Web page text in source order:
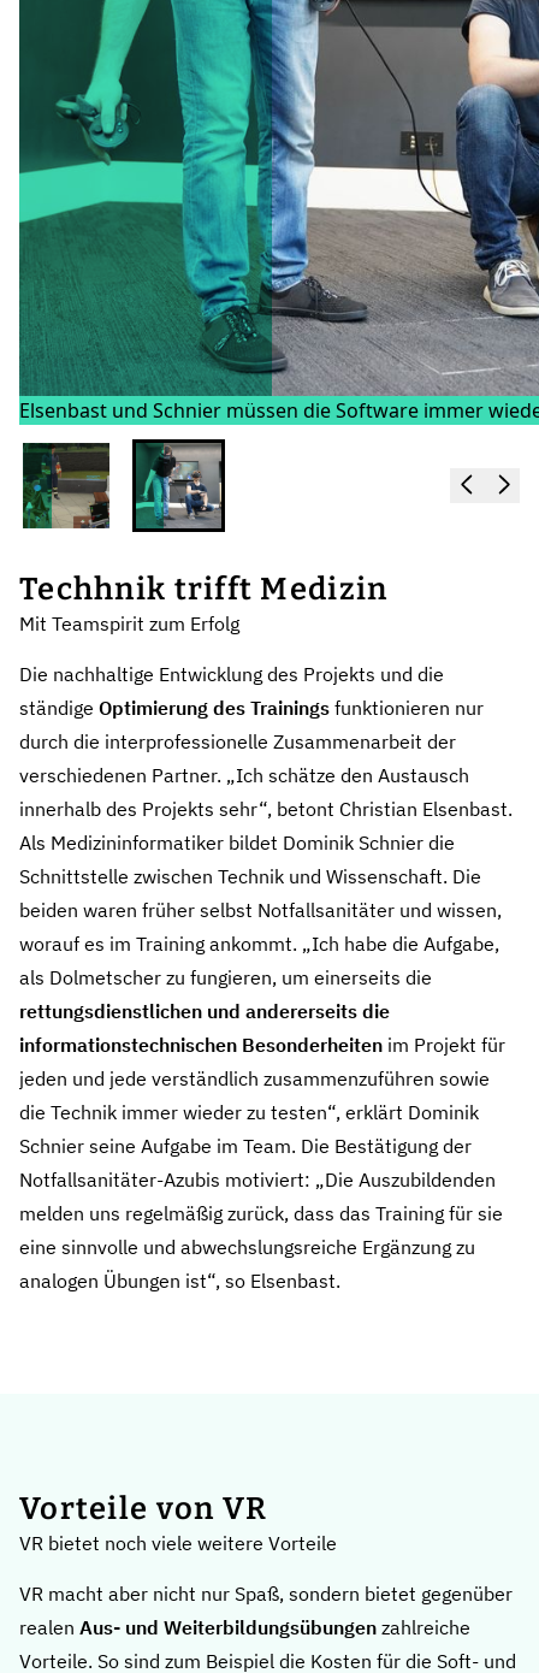
Elsenbast und Schnier müssen die Software immer
Techhnik trifft Medizin
Mit Teamspirit zum Erfolg
Die nachhaltige Entwicklung des Projekts und die
ständige Optimierung des Trainings funktionieren nur
durch die interprofessionelle Zusammenarbeit der
verschiedenen Partner. „Ich schätze den Austausch
innerhalb des Projekts sehr“, betont Christian Elsenbast.
Als Medizininformatiker bildet Dominik Schnier die
Schnittstelle zwischen Technik und Wissenschaft. Die
beiden waren früher selbst Notfallsanitäter und wissen,
worauf es im Training ankommt. „Ich habe die Aufgabe,
als Dolmetscher zu fungieren, um einerseits die
rettungsdienstlichen und andererseits die
informationstechnischen Besonderheiten im Projekt für
jeden und jede verständlich zusammenzuführen sowie
die Technik immer wieder zu testen“, erklärt Dominik
Schnier seine Aufgabe im Team. Die Bestätigung der
Notfallsanitäter-Azubis motiviert: „Die Auszubildenden
melden uns regelmäßig zurück, dass das Training für sie
eine sinnvolle und abwechslungsreiche Ergänzung zu
analogen Übungen ist“, so Elsenbast.
Vorteile von VR
VR bietet noch viele weitere Vorteile
VR macht aber nicht nur Spaß, sondern bietet gegenüber
realen Aus- und Weiterbildungsübungen zahlreiche
Vorteile. So sind zum Beispiel die Kosten für die Soft- und